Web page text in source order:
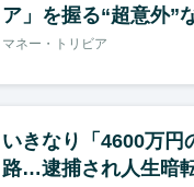
ア」を握る“超意外”
マネー・トリビア
いきなり「4600万円
路…逮捕され人生暗